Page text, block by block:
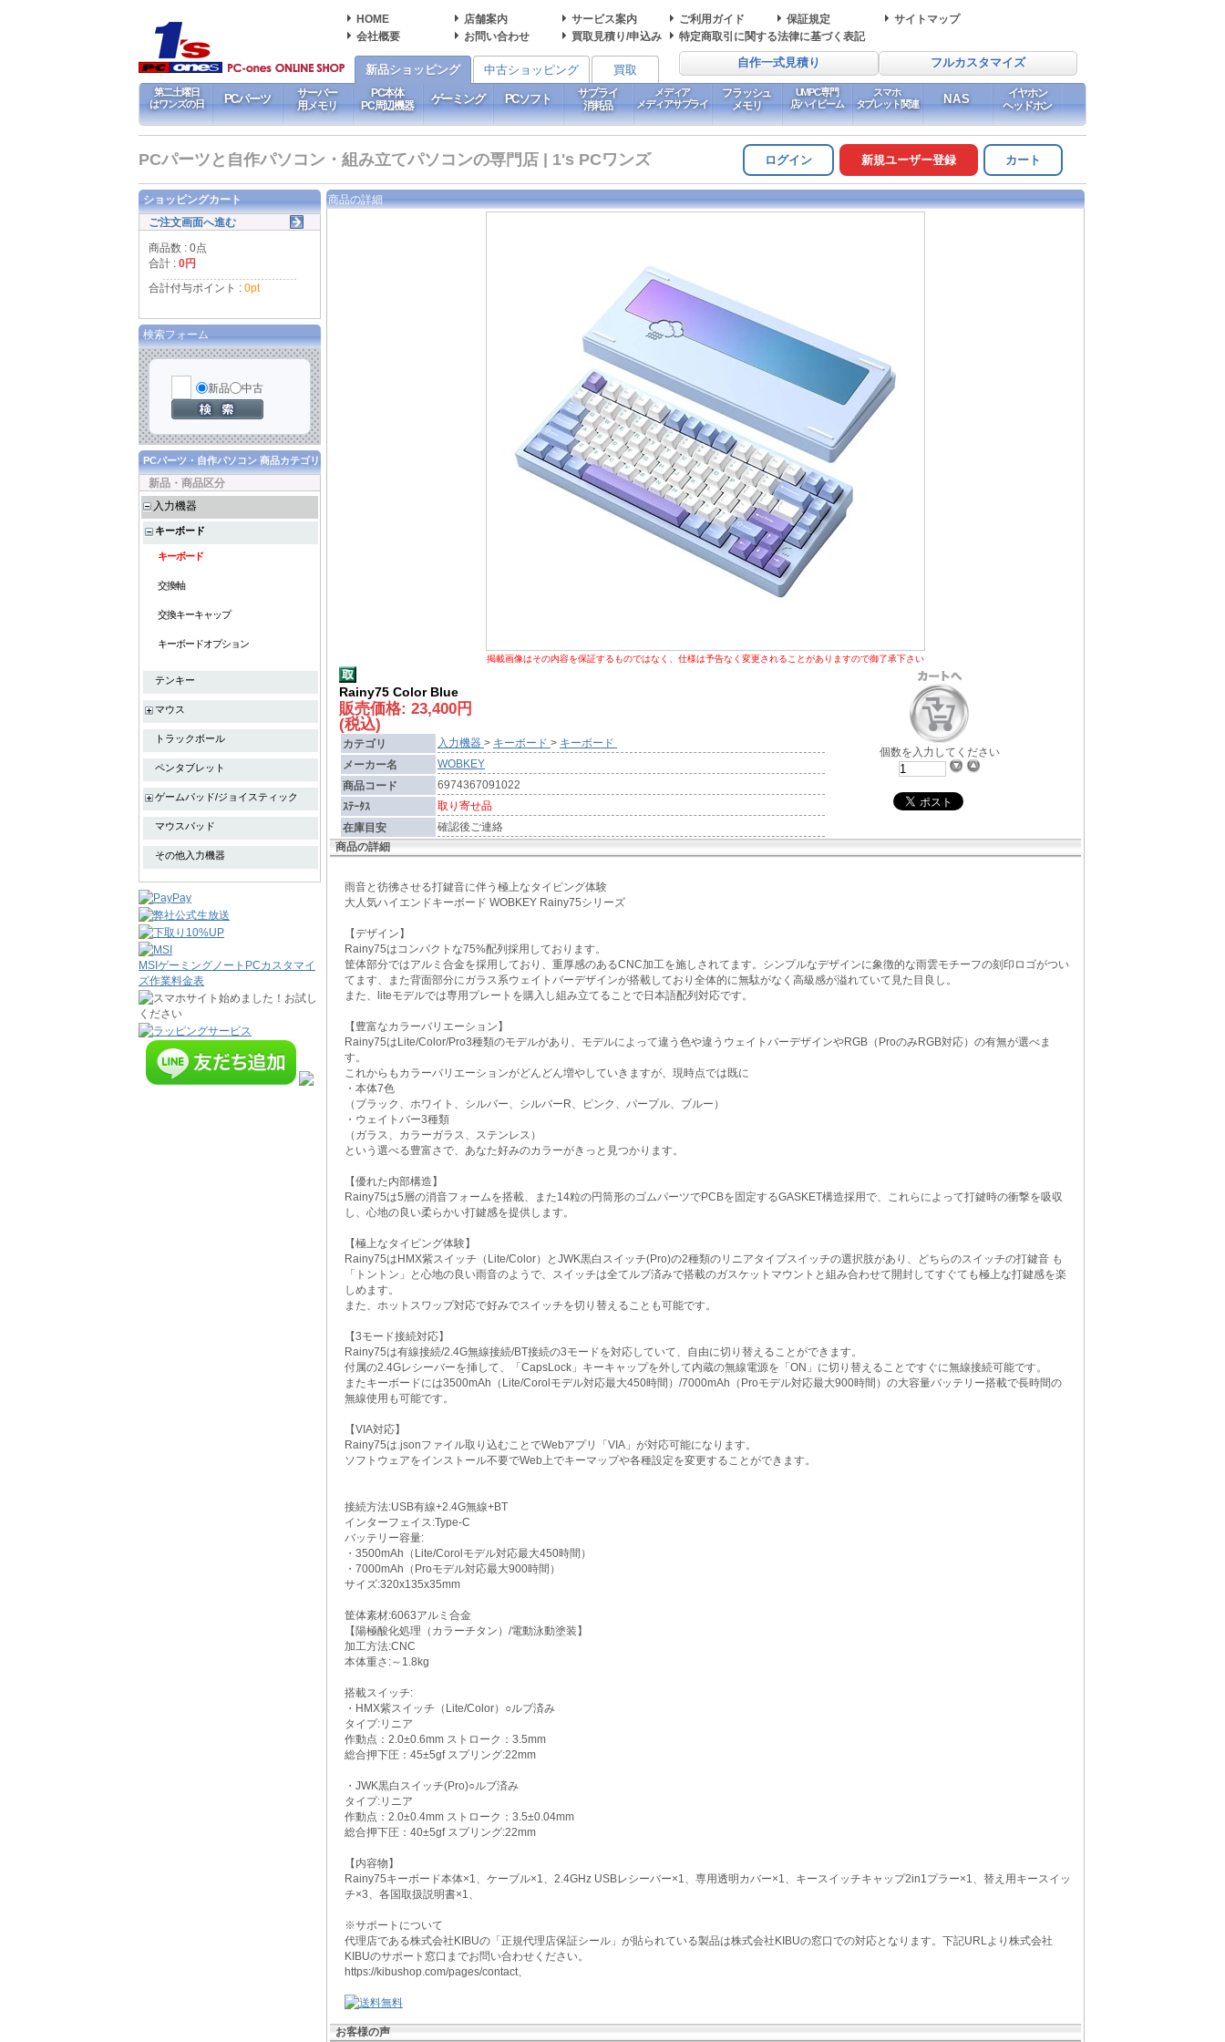
HOME 店舗案内 サービス案内 ご利用ガイド 保証規定
サイトマップ
会社概要
お問い合わせ 買取見積り/申込み 特定商取引に関する法律に基づく表記
自作一式見積り フルカスタマイズ
新品ショッピング 中古ショッピング 買取
第二土曜日
はワンズの日
PCパーツ
サーバー
用メモリ
PC本体
PC周辺機器
ゲーミング PCソフト
サプライ
消耗品
メディア
メディアサプライ
フラッシュ
メモリ
UMPC専門
店ハイビーム
スマホ
タブレット関連
NAS
イヤホン
ヘッドホン
PCパーツと自作パソコン・組み立てパソコンの専門店 | 1's PCワンズ ログイン 新規ユーザー登録 カート
商品の詳細
掲載画像はその内容を保証するものではなく、仕様は予告なく変更されることがありますので御了承下さい
Rainy75 Color Blue
販売価格: 23,400円
(税込)
カテゴリ 入力機器 > キーボード > キーボード
メーカー名
WOBKEY
商品コード
6974367091022
ｽﾃｰﾀｽ
取り寄せ品
在庫目安
確認後ご連絡
個数を入力してください
商品の詳細
雨音と彷彿させる打鍵音に伴う極上なタイピング体験
大人気ハイエンドキーボード WOBKEY Rainy75シリーズ
【デザイン】
Rainy75はコンパクトな75%配列採用しております。
筐体部分ではアルミ合金を採用しており、重厚感のあるCNC加工を施しされてます。シンプルなデザインに象徴的な雨雲モチーフの刻印ロゴがつい
てます、また背面部分にガラス系ウェイトバーデザインが搭載しており全体的に無駄がなく高級感が溢れていて見た目良し。
また、liteモデルでは専用プレートを購入し組み立てることで日本語配列対応です。
【豊富なカラーバリエーション】
Rainy75はLite/Color/Pro3種類のモデルがあり、モデルによって違う色や違うウェイトバーデザインやRGB（ProのみRGB対応）の有無が選べま
す。
これからもカラーバリエーションがどんどん増やしていきますが、現時点では既に
・本体7色
（ブラック、ホワイト、シルバー、シルバーR、ピンク、パープル、ブルー）
・ウェイトバー3種類
（ガラス、カラーガラス、ステンレス）
という選べる豊富さで、あなた好みのカラーがきっと見つかります。
【優れた内部構造】
Rainy75は5層の消音フォームを搭載、また14粒の円筒形のゴムパーツでPCBを固定するGASKET構造採用で、これらによって打鍵時の衝撃を吸収
し、心地の良い柔らかい打鍵感を提供します。
【極上なタイピング体験】
Rainy75はHMX紫スイッチ（Lite/Color）とJWK黒白スイッチ(Pro)の2種類のリニアタイプスイッチの選択肢があり、どちらのスイッチの打鍵音 も
「トントン」と心地の良い雨音のようで、スイッチは全てルブ済みで搭載のガスケットマウントと組み合わせて開封してすぐても極上な打鍵感を楽
しめます。
また、ホットスワップ対応で好みでスイッチを切り替えることも可能です。
【3モード接続対応】
Rainy75は有線接続/2.4G無線接続/BT接続の3モードを対応していて、自由に切り替えることができます。
付属の2.4Gレシーバーを挿して、「CapsLock」キーキャップを外して内蔵の無線電源を「ON」に切り替えることですぐに無線接続可能です。
またキーボードには3500mAh（Lite/Corolモデル対応最大450時間）/7000mAh（Proモデル対応最大900時間）の大容量バッテリー搭載で長時間の
無線使用も可能です。
【VIA対応】
Rainy75は.jsonファイル取り込むことでWebアプリ「VIA」が対応可能になります。
ソフトウェアをインストール不要でWeb上でキーマップや各種設定を変更することができます。
接続方法:USB有線+2.4G無線+BT
インターフェイス:Type-C
バッテリー容量:
・3500mAh（Lite/Corolモデル対応最大450時間）
・7000mAh（Proモデル対応最大900時間）
サイズ:320x135x35mm
筐体素材:6063アルミ合金
【陽極酸化処理（カラーチタン）/電動泳動塗装】
加工方法:CNC
本体重さ:～1.8kg
搭載スイッチ:
・HMX紫スイッチ（Lite/Color）○ルブ済み
タイプ:リニア
作動点：2.0±0.6mm ストローク：3.5mm
総合押下圧：45±5gf スプリング:22mm
・JWK黒白スイッチ(Pro)○ルブ済み
タイプ:リニア
作動点：2.0±0.4mm ストローク：3.5±0.04mm
総合押下圧：40±5gf スプリング:22mm
【内容物】
Rainy75キーボード本体×1、ケーブル×1、2.4GHz USBレシーバー×1、専用透明カバー×1、キースイッチキャップ2in1プラー×1、替え用キースイッ
チ×3、各国取扱説明書×1、
※サポートについて
代理店である株式会社KIBUの「正規代理店保証シール」が貼られている製品は株式会社KIBUの窓口での対応となります。下記URLより株式会社
KIBUのサポート窓口までお問い合わせください。
https://kibushop.com/pages/contact、
お客様の声
ショッピングカート
ご注文画面へ進む
商品数 : 0点
合計 : 0円
合計付与ポイント : 0pt
検索フォーム
新品 中古
PCパーツ・自作パソコン 商品カテゴリ
新品・商品区分
入力機器
キーボード
キーボード
交換軸
交換キーキャップ
キーボードオプション
テンキー
マウス
トラックボール
ペンタブレット
ゲームパッド/ジョイスティック
マウスパッド
その他入力機器
MSIゲーミングノートPCカスタマイ
ズ作業料金表